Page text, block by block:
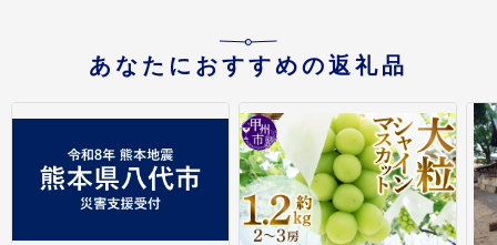
あなたにおすすめの返礼品